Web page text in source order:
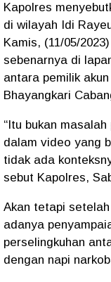
Kapolres
di wilayah Idi
Kamis, (11/05/
sebenarnya di
antara pemilik
Bhayangkari
“Itu bukan
dalam video yang
tidak ada
sebut Kapolres,
Akan tetapi
adanya
perselingkuhan
dengan napi